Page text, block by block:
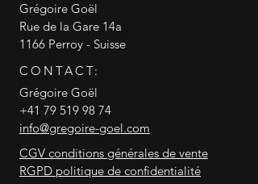
Grégoire Goël
Rue de la Gare 14a
1166 Perroy - Suisse
CONTACT:
Grégoire Goël
+41 79 519 98 74
info@gregoire-goel.com
CGV conditions générales de vente
RGPD politique de confidentialité